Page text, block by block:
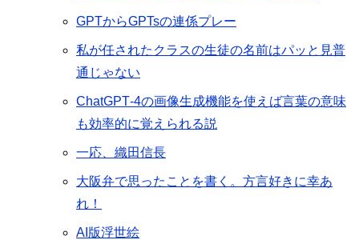
GPTからGPTsの連係プレー
私が任されたクラスの生徒の名前はパッと見普
通じゃない
ChatGPT‐4の画像生成機能を使えば言葉の意味
も効率的に覚えられる説
一応、織田信長
大阪弁で思ったことを書く。方言好きに幸あ
れ！
AI版浮世絵